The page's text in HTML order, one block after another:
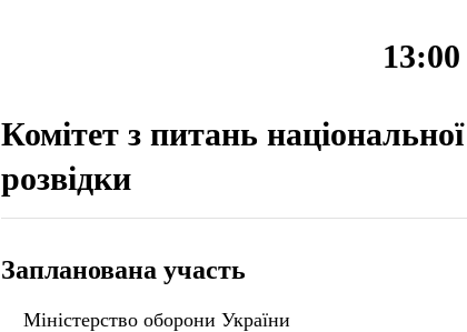
13:00
Комітет з питань
розвідки
Запланована участь
Міністерство оборони України